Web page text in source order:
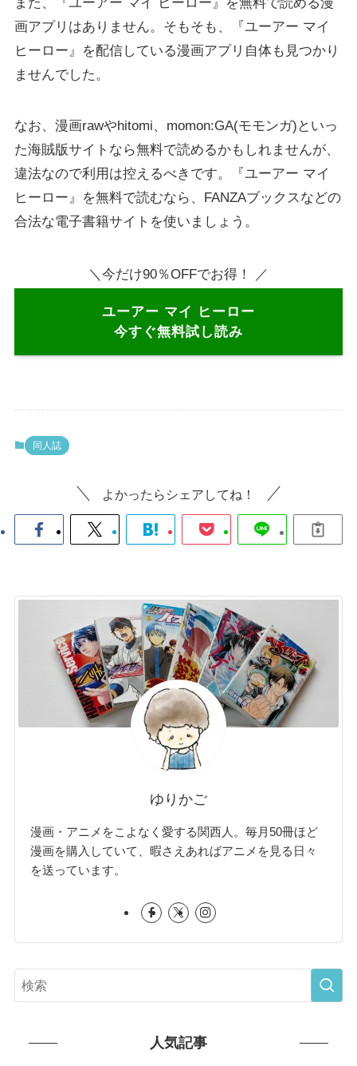
画アプリはありません。そもそも、『ユーアー マイ
ヒーロー』を配信している漫画アプリ自体も見つかり
ませんでした。
なお、漫画rawやhitomi、momon:GA(モモンガ)といっ
た海賊版サイトなら無料で読めるかもしれませんが、
違法なので利用は控えるべきです。『ユーアー マイ
ヒーロー』を無料で読むなら、FANZAブックスなどの
合法な電子書籍サイトを使いましょう。
＼今だけ90％OFFでお得！ ／
ユーアー マイ ヒーロー
今すぐ無料試し読み
同人誌
よかったらシェアしてね！
ゆりかご
漫画・アニメをこよなく愛する関西人。毎月50冊ほど
漫画を購入していて、暇さえあればアニメを見る日々
を送っています。
人気記事